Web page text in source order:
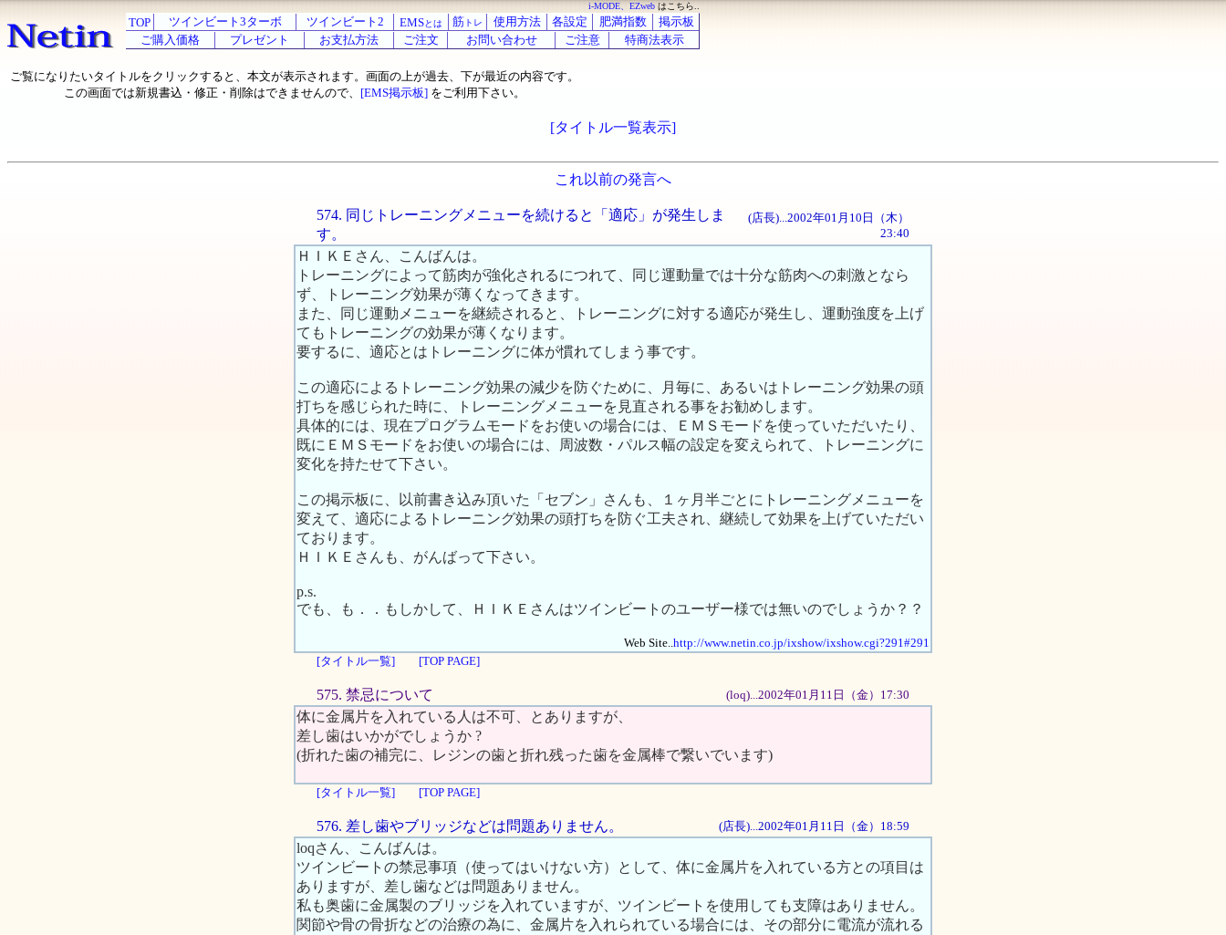
i-MODE、EZweb はこちら..
TOP ツインビート3ターボ ツインビート2 EMSとは 筋 トレ 使用方法 各設定 肥満指数
掲示板
ご購入価格
プレゼント お支払方法 ご注文 お問い合わせ ご注意 特商法表示
ご覧になりたいタイトルをクリックすると、本文が表示されます。画面の上が過去、下が最近の内容です。
この画面では新規書込・修正・削除はできませんので、 [EMS掲示板] をご利用下さい。
[タイトル一覧表示]
これ以前の発言へ
574. 同じトレーニングメニューを続けると「適応」が発生しま
す。
(店長)...2002年01月10日（木）
23:40
ＨＩＫＥさん、こんばんは。
トレーニングによって筋肉が強化されるにつれて、同じ運動量では十分な筋肉への刺激となら
ず、トレーニング効果が薄くなってきます。
また、同じ運動メニューを継続されると、トレーニングに対する適応が発生し、運動強度を上げ
てもトレーニングの効果が薄くなります。
要するに、適応とはトレーニングに体が慣れてしまう事です。
この適応によるトレーニング効果の減少を防ぐために、月毎に、あるいはトレーニング効果の頭
打ちを感じられた時に、トレーニングメニューを見直される事をお勧めします。
具体的には、現在プログラムモードをお使いの場合には、ＥＭＳモードを使っていただいたり、
既にＥＭＳモードをお使いの場合には、周波数・パルス幅の設定を変えられて、トレーニングに
変化を持たせて下さい。
この掲示板に、以前書き込み頂いた「セブン」さんも、１ヶ月半ごとにトレーニングメニューを
変えて、適応によるトレーニング効果の頭打ちを防ぐ工夫され、継続して効果を上げていただい
ております。
ＨＩＫＥさんも、がんばって下さい。
p.s.
でも、も．．もしかして、ＨＩＫＥさんはツインビートのユーザー様では無いのでしょうか？？
Web Site..http://www.netin.co.jp/ixshow/ixshow.cgi?291#291
[タイトル一覧]
[TOP PAGE]
575. 禁忌について (loq)...2002年01月11日（金）17:30
体に金属片を入れている人は不可、とありますが、
差し歯はいかがでしょうか ?
(折れた歯の補完に、レジンの歯と折れ残った歯を金属棒で繋いでいます)
[タイトル一覧] [TOP PAGE]
576. 差し歯やブリッジなどは問題ありません。 (店長)...2002年01月11日（金）18:59
loqさん、こんばんは。
ツインビートの禁忌事項（使ってはいけない方）として、体に金属片を入れている方との項目は
ありますが、差し歯などは問題ありません。
私も奥歯に金属製のブリッジを入れていますが、ツインビートを使用しても支障はありません。
関節や骨の骨折などの治療の為に、金属片を入れられている場合には、その部分に電流が流れる